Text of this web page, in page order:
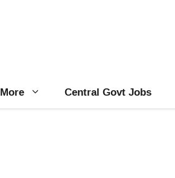
More Central Govt Jobs